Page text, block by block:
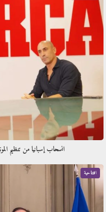
انسحاب إسبانيا من تنظيم
افتتاحية